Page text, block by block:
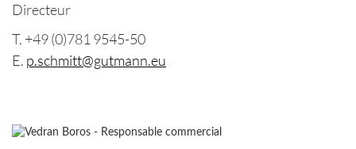
Directeur
T. +49 (0)781 9545-50
E. p.schmitt@gutmann.eu